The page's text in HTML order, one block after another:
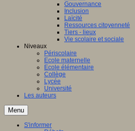
Gouvernance
Inclusion
Laïcité
Ressources citoyenneté
Tiers - lieux
Vie scolaire et sociale
Niveaux
Périscolaire
Ecole maternelle
Ecole élémentaire
Collège
Lycée
Université
Les auteurs
Menu
S'informer